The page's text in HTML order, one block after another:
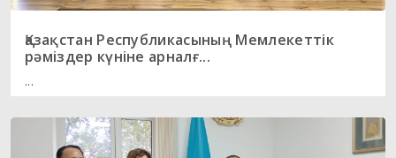
Қазақстан Республикасының Мемлекеттік
рәміздер күніне арналғ...
...